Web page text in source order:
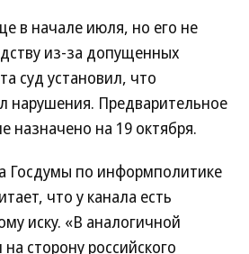
в начале июля, но его не
из-за допущенных
суд установил, что
нарушения. Предварительное
назначено на 19 октября.
Госдумы по информполитике
что у канала есть
иску. «В аналогичной
сторону российского